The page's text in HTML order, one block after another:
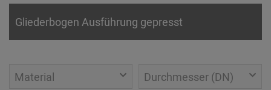
Gliederbogen Ausführung gepresst
Material Durchmesser (DN)